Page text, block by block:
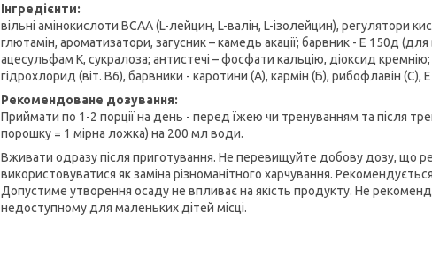
Інгредієнти:
вільні амінокислоти BCAA (L-лейцин, L-валін, L-ізолейцин), регулятори
глютамін, ароматизатори, загусник – камедь акації; барвник - Е 150д
ацесульфам К, сукралоза; антистечі – фосфати кальцію, діоксид
гідрохлорид (віт. В6), барвники - каротини (А), кармін (Б), рибофлавін (С),
Рекомендоване дозування:
Приймати по 1-2 порції на день - перед їжею чи тренуванням та після
порошку = 1 мірна ложка) на 200 мл води.
Вживати одразу після приготування. Не перевищуйте добову дозу, що
використовуватися як заміна різноманітного харчування.
Допустиме утворення осаду не впливає на якість продукту. Не
недоступному для маленьких дітей місці.